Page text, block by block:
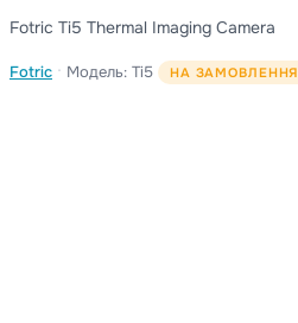
Fotric Ti5 Thermal Imaging Camera
Fotric · Модель: Ti5 НА ЗАМОВЛЕННЯ